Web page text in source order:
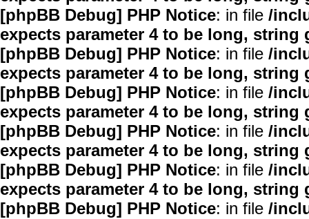
[phpBB Debug] PHP Notice: in file /
expects parameter 4 to be long, string
[phpBB Debug] PHP Notice: in file /
expects parameter 4 to be long, string
[phpBB Debug] PHP Notice: in file /
expects parameter 4 to be long, string
[phpBB Debug] PHP Notice: in file /
expects parameter 4 to be long, string
[phpBB Debug] PHP Notice: in file /
expects parameter 4 to be long, string
[phpBB Debug] PHP Notice: in file /